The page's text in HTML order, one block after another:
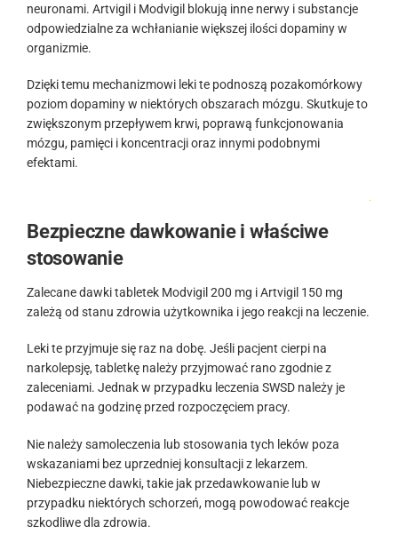
neuronami. Artvigil i Modvigil blokują inne nerwy i substancje
odpowiedzialne za wchłanianie większej ilości dopaminy w
organizmie.
Dzięki temu mechanizmowi leki te podnoszą pozakomórkowy
poziom dopaminy w niektórych obszarach mózgu. Skutkuje to
zwiększonym przepływem krwi, poprawą funkcjonowania
mózgu, pamięci i koncentracji oraz innymi podobnymi
efektami.
.
Bezpieczne dawkowanie i właściwe
stosowanie
Zalecane dawki tabletek Modvigil 200 mg i Artvigil 150 mg
zależą od stanu zdrowia użytkownika i jego reakcji na leczenie.
Leki te przyjmuje się raz na dobę. Jeśli pacjent cierpi na
narkolepsję, tabletkę należy przyjmować rano zgodnie z
zaleceniami. Jednak w przypadku leczenia SWSD należy je
podawać na godzinę przed rozpoczęciem pracy.
Nie należy samoleczenia lub stosowania tych leków poza
wskazaniami bez uprzedniej konsultacji z lekarzem.
Niebezpieczne dawki, takie jak przedawkowanie lub w
przypadku niektórych schorzeń, mogą powodować reakcje
szkodliwe dla zdrowia.